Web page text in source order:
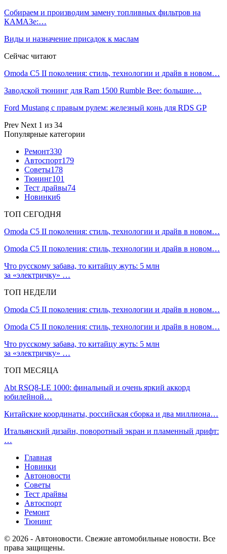
Собираем и производим замену топливных фильтров на
КАМАЗе:…
Виды и назначение присадок к маслам
Сейчас читают
Omoda C5 II поколения: стиль, технологии и драйв в новом…
Заводской тюнинг для Ram 1500 Rumble Bee: большие…
Ford Mustang с правым рулем: железный конь для RDS GP
Prev Next 1 из 34
Популярные категории
Ремонт330
Автоспорт179
Советы178
Тюнинг101
Тест драйвы74
Новинки6
ТОП СЕГОДНЯ
Omoda C5 II поколения: стиль, технологии и драйв в новом…
Omoda C5 II поколения: стиль, технологии и драйв в новом…
Что русскому забава, то китайцу жуть: 5 млн
за «электричку» …
ТОП НЕДЕЛИ
Omoda C5 II поколения: стиль, технологии и драйв в новом…
Omoda C5 II поколения: стиль, технологии и драйв в новом…
Что русскому забава, то китайцу жуть: 5 млн
за «электричку» …
ТОП МЕСЯЦА
Abt RSQ8-LE 1000: финальный и очень яркий аккорд
юбилейной…
Китайские координаты, российская сборка и два миллиона…
Итальянский дизайн, поворотный экран и пламенный дрифт:
…
Главная
Новинки
Автоновости
Советы
Тест драйвы
Автоспорт
Ремонт
Тюнинг
© 2026 - Автоновости. Свежие автомобильные новости. Все
права защищены.